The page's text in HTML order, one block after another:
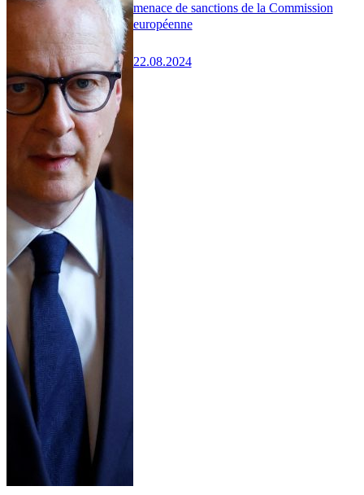
menace de sanctions de la Commission
européenne
22.08.2024